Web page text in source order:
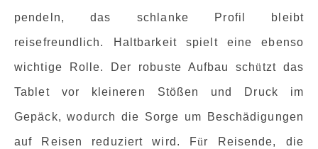
pendeln, das schlanke Profil bleibt
reisefreundlich. Haltbarkeit spielt eine ebenso
wichtige Rolle. Der robuste Aufbau schützt das
Tablet vor kleineren Stößen und Druck im
Gepäck, wodurch die Sorge um Beschädigungen
auf Reisen reduziert wird. Für Reisende, die